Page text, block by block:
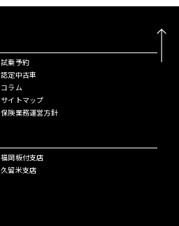
試乗予約
認定中古車
コラム
サイトマップ
保険業務運営方針
福岡板付支店
久留米支店